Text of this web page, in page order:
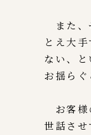
また、
とえ大
ない、
お揺らぐ
お客様
世話さ